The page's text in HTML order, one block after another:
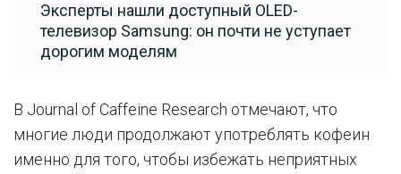
Эксперты нашли доступный OLED-
телевизор Samsung: он почти не уступает
дорогим моделям
В Journal of Caffeine Research отмечают, что
многие люди продолжают употреблять кофеин
именно для того, чтобы избежать неприятных